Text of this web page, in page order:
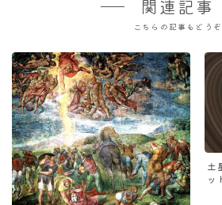
関連記事
こちらの記事もどうぞ
土
ッ